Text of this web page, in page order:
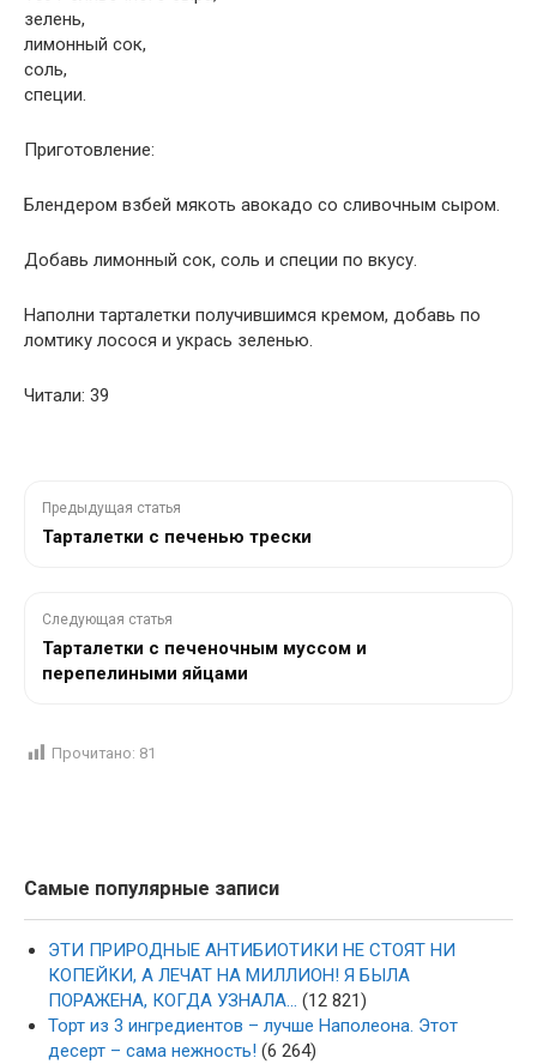
зелень,
лимонный сок,
соль,
специи.
Приготовление:
Блендером взбей мякоть авокадо со сливочным сыром.
Добавь лимонный сок, соль и специи по вкусу.
Наполни тарталетки получившимся кремом, добавь по
ломтику лосося и укрась зеленью.
Читали: 39
Предыдущая статья
Тарталетки с печенью трески
Следующая статья
Тарталетки с печеночным муссом и
перепелиными яйцами
Прочитано: 81
Самые популярные записи
ЭТИ ПРИРОДНЫЕ АНТИБИОТИКИ НЕ СТОЯТ НИ
КОПЕЙКИ, А ЛЕЧАТ НА МИЛЛИОН! Я БЫЛА
ПОРАЖЕНА, КОГДА УЗНАЛА… (12 821)
Торт из 3 ингредиентов – лучше Наполеона. Этот
десерт – сама нежность! (6 264)